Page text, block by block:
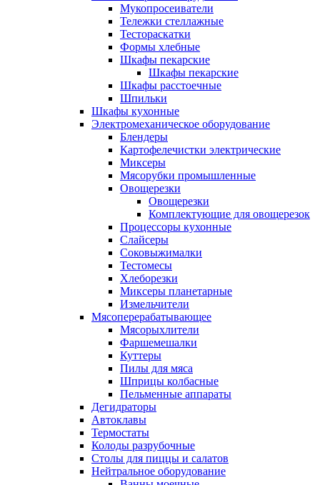
Мукопросеиватели
Тележки стеллажные
Тестораскатки
Формы хлебные
Шкафы пекарские
Шкафы пекарские
Шкафы расстоечные
Шпильки
Шкафы кухонные
Электромеханическое оборудование
Блендеры
Картофелечистки электрические
Миксеры
Мясорубки промышленные
Овощерезки
Овощерезки
Комплектующие для овощерезок
Процессоры кухонные
Слайсеры
Соковыжималки
Тестомесы
Хлеборезки
Миксеры планетарные
Измельчители
Мясоперерабатывающее
Мясорыхлители
Фаршемешалки
Куттеры
Пилы для мяса
Шприцы колбасные
Пельменные аппараты
Дегидраторы
Автоклавы
Термостаты
Колоды разрубочные
Столы для пиццы и салатов
Нейтральное оборудование